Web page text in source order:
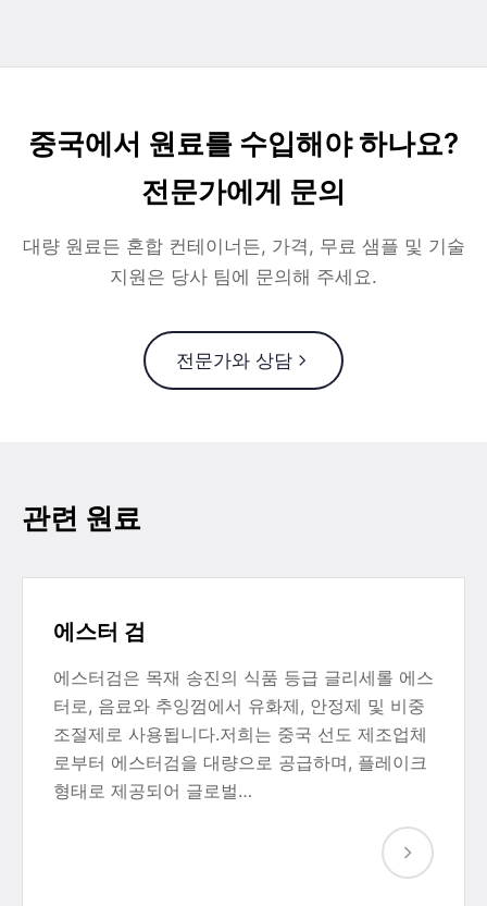
중국에서 원료를 수입해야 하나요?
전문가에게 문의
대량 원료든 혼합 컨테이너든, 가격, 무료 샘플 및 기술
지원은 당사 팀에 문의해 주세요.
전문가와 상담
관련 원료
에스터 검
에스터검은 목재 송진의 식품 등급 글리세롤 에스
터로, 음료와 추잉껌에서 유화제, 안정제 및 비중
조절제로 사용됩니다.저희는 중국 선도 제조업체
로부터 에스터검을 대량으로 공급하며, 플레이크
형태로 제공되어 글로벌…